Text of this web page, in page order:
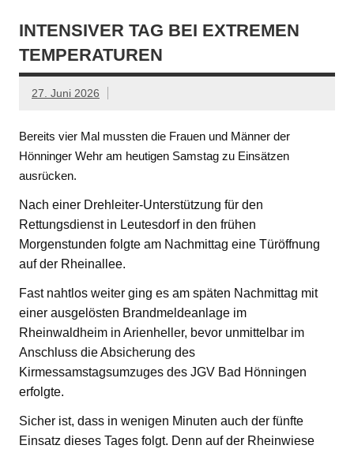
INTENSIVER TAG BEI EXTREMEN
TEMPERATUREN
27. Juni 2026
Bereits vier Mal mussten die Frauen und Männer der
Hönninger Wehr am heutigen Samstag zu Einsätzen
ausrücken.
Nach einer Drehleiter-Unterstützung für den
Rettungsdienst in Leutesdorf in den frühen
Morgenstunden folgte am Nachmittag eine Türöffnung
auf der Rheinallee.
Fast nahtlos weiter ging es am späten Nachmittag mit
einer ausgelösten Brandmeldeanlage im
Rheinwaldheim in Arienheller, bevor unmittelbar im
Anschluss die Absicherung des
Kirmessamstagsumzuges des JGV Bad Hönningen
erfolgte.
Sicher ist, dass in wenigen Minuten auch der fünfte
Einsatz dieses Tages folgt. Denn auf der Rheinwiese